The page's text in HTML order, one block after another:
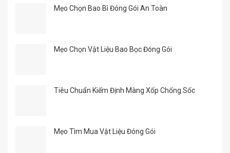
Mẹo Chọn Bao Bì Đóng Gói An Toàn
Mẹo Chọn Vật Liệu Bao Bọc Đóng Gói
Tiêu Chuẩn Kiểm Định Màng Xốp Chống Sốc
Mẹo Tìm Mua Vật Liệu Đóng Gói